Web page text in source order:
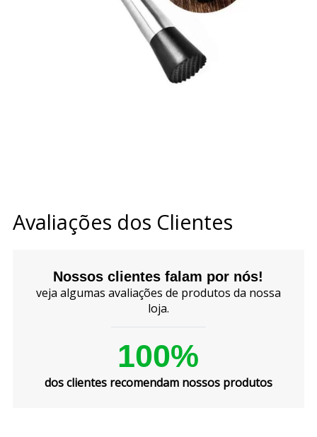
Avaliações dos Clientes
Nossos clientes falam por nós!
veja algumas avaliações de produtos da nossa
loja.
100%
dos clientes recomendam nossos produtos